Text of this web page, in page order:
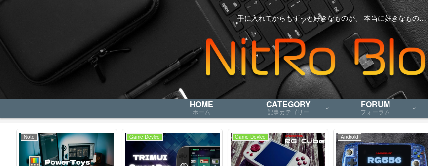
手に入れてからもずっと好きなものが、 本当に好きなもの…
HOME
ホーム
CATEGORY
記事カテゴリー
FORUM
フォーラム
Note Game Device Game Device Android